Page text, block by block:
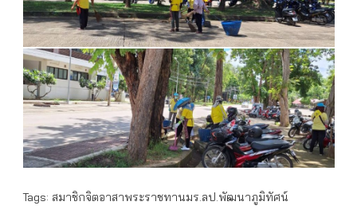
Tags: สมาชิกจิตอาสาพระราชทานมร.ลป.พัฒนาภูมิทัศน์